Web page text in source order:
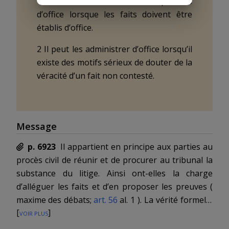
d’office lorsque les faits doivent être
établis d’office.
2 Il peut les administrer d’office lorsqu’il
existe des motifs sérieux de douter de la
véracité d’un fait non contesté.
Message
p. 6923 Il appartient en principe aux parties au
procès civil de réunir et de procurer au tribunal la
substance du litige. Ainsi ont-elles la charge
d’alléguer les faits et d’en proposer les preuves (
maxime des débats; art. 56 al. 1 ). La vérité formelle
lie en principe le tribunal aux faits admis par les
[voir plus]